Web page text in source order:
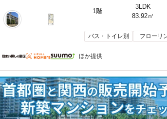
1階
3LDK
83.92㎡
バス・トイレ別 フローリ
ほか提供